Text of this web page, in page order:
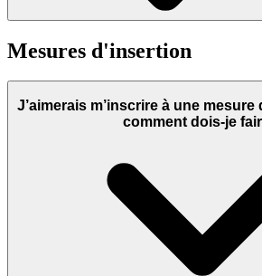
Mesures d'insertion
J’aimerais m’inscrire à une mesure
comment dois-je